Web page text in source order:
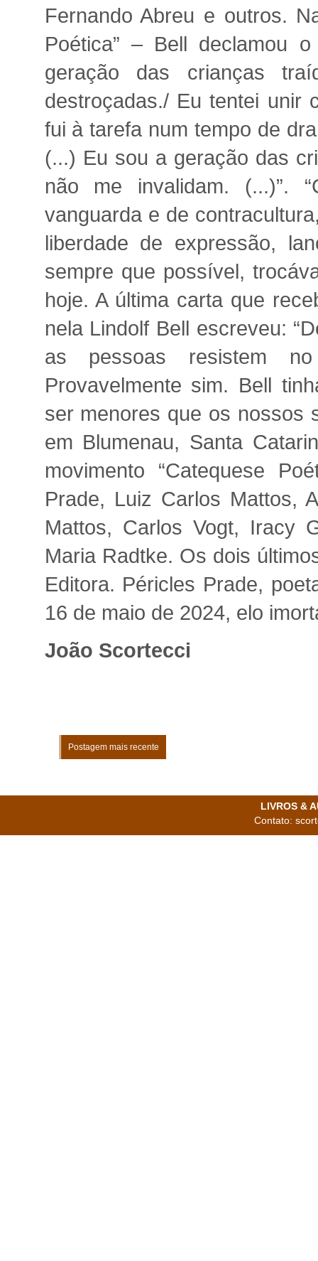
Fernando Abreu e outros.
Poética” – Bell declamou
geração das crianças
destroçadas./ Eu tentei unir
fui à tarefa num tempo de
(...) Eu sou a geração das
não me invalidam. (...)”.
vanguarda e de
liberdade de expressão,
sempre que possível,
hoje. A última carta que
nela Lindolf Bell escreveu:
as pessoas resistem
Provavelmente sim. Bell
ser menores que os nossos
em Blumenau, Santa
movimento “Catequese
Prade, Luiz Carlos Mattos,
Mattos, Carlos Vogt, Iracy
Maria Radtke. Os dois
Editora. Péricles Prade,
16 de maio de 2024, elo
João Scortecci
Postagem mais recente
LIVROS &
Contato: